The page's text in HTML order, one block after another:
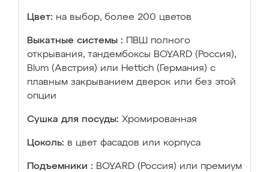
Цвет: на выбор, более 200 цветов
Выкатные системы :
ПВШ полного
открывания, тандембоксы BOYARD (Россия),
Blum (Австрия) или Hettich (Германия) с
плавным закрыванием дверок или без этой
опции
Сушка для посуды: Хромированная
Цоколь: в цвет фасадов или корпуса
Подъемники : BOYARD (Россия) или премиум